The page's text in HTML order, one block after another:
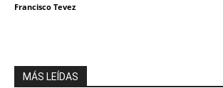
Francisco Tevez
MÁS LEÍDAS